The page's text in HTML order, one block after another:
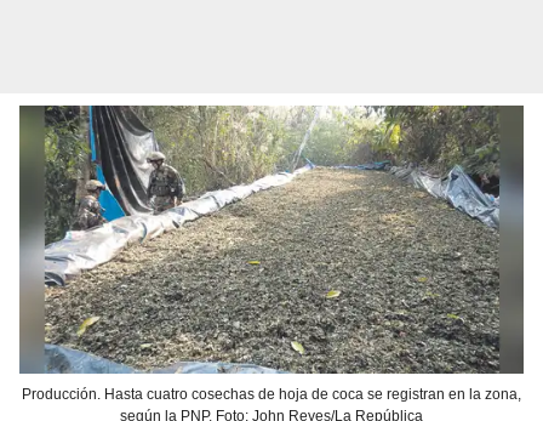
Producción. Hasta cuatro cosechas de hoja de coca se registran en la zona,
según la PNP. Foto: John Reyes/La República